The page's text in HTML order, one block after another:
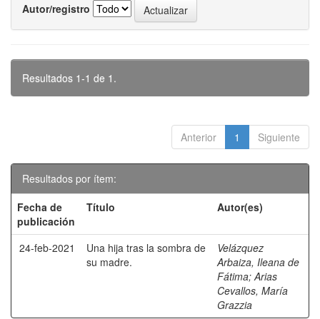
Autor/registro
Resultados 1-1 de 1.
Anterior 1 Siguiente
Resultados por ítem:
Fecha de
publicación
Título Autor(es)
24-feb-2021
Una hija tras la sombra de
su madre.
Velázquez
Arbaiza, Ileana de
Fátima;Arias
Cevallos, María
Grazzia